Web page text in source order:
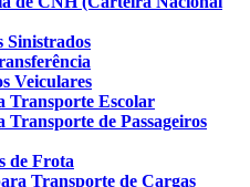
Sinistrados
Veiculares
Transporte Escolar
Transporte de Passageiros
de Frota
Transporte de Cargas